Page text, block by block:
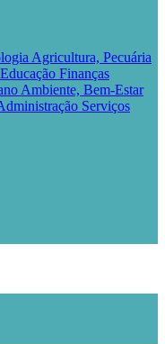
Agricultura, Pecuária
Educação Finanças
Ambiente, Bem-Estar
Serviços